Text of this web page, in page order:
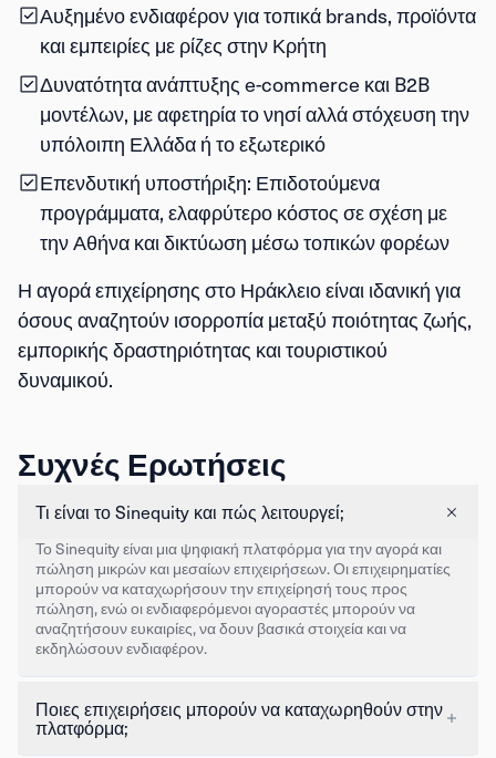
Αυξημένο ενδιαφέρον για τοπικά brands, προϊόντα
και εμπειρίες με ρίζες στην Κρήτη
Δυνατότητα ανάπτυξης e-commerce και B2B
μοντέλων, με αφετηρία το νησί αλλά στόχευση την
υπόλοιπη Ελλάδα ή το εξωτερικό
Επενδυτική υποστήριξη: Επιδοτούμενα
προγράμματα, ελαφρύτερο κόστος σε σχέση με
την Αθήνα και δικτύωση μέσω τοπικών φορέων
Η αγορά επιχείρησης στο Ηράκλειο είναι ιδανική για
όσους αναζητούν ισορροπία μεταξύ ποιότητας ζωής,
εμπορικής δραστηριότητας και τουριστικού
δυναμικού.
Συχνές Ερωτήσεις
Τι είναι το Sinequity και πώς λειτουργεί;
Το Sinequity είναι μια ψηφιακή πλατφόρμα για την αγορά και
πώληση μικρών και μεσαίων επιχειρήσεων. Οι επιχειρηματίες
μπορούν να καταχωρήσουν την επιχείρησή τους προς
πώληση, ενώ οι ενδιαφερόμενοι αγοραστές μπορούν να
αναζητήσουν ευκαιρίες, να δουν βασικά στοιχεία και να
εκδηλώσουν ενδιαφέρον.
Ποιες επιχειρήσεις μπορούν να καταχωρηθούν στην
πλατφόρμα;